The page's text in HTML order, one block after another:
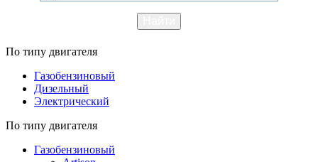
По типу двигателя
Газобензиновый
Дизельный
Электрический
По типу двигателя
Газобензиновый